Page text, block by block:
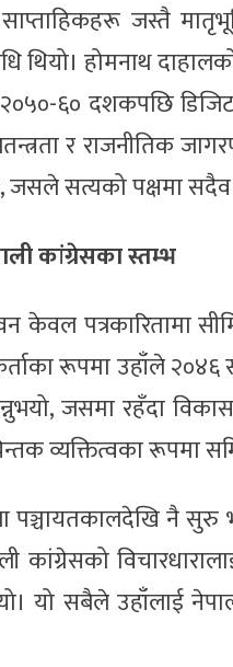
साप्ताहिकहरू जस्तै
थियो। होमनाथ
६० दशकपछि
र राजनीतिक
सत्यको पक्षमा
कांग्रेसका स्तम्भ
केवल पत्रकारितामा
रूपमा उहाँले
जसमा रहँदा
व्यक्तित्वका रूपमा
पञ्चायतकालदेखि नै
कांग्रेसको
यो सबैले उहाँलाई